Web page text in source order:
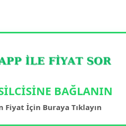
BAĞLANIN
Fiyat İçin Buraya Tıklayın